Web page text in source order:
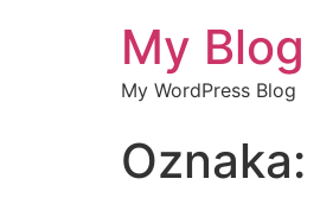
My Blog
My WordPress Blog
Oznaka: